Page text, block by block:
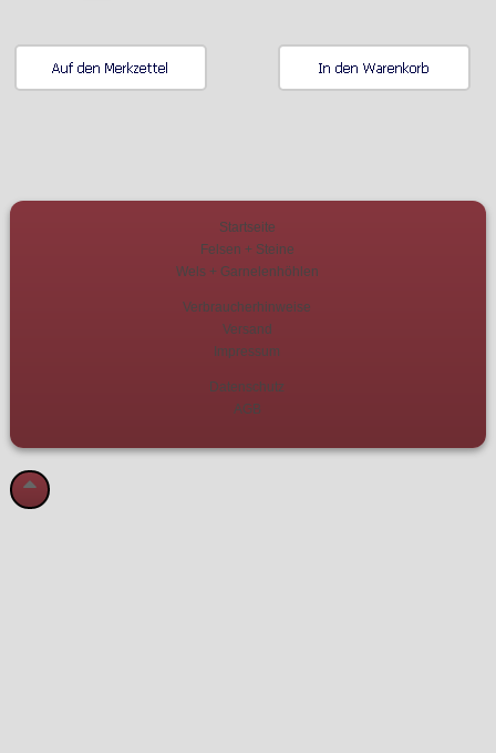
Startseite
Felsen + Steine
Wels + Garnelenhöhlen
Verbraucherhinweise
Versand
Impressum
Datenschutz
AGB